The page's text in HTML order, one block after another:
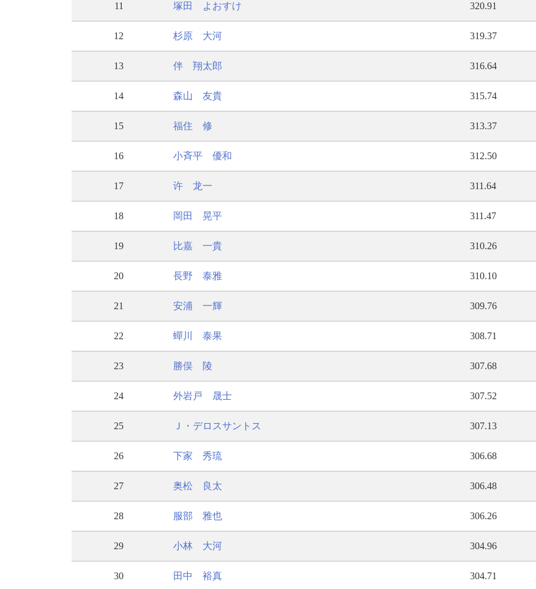
11 塚田 よおすけ 320.91
12 杉原 大河 319.37
13 伴 翔太郎 316.64
14 森山 友貴 315.74
15 福住 修 313.37
16 小斉平 優和 312.50
17 许 龙一 311.64
18 岡田 晃平 311.47
19 比嘉 一貴 310.26
20 長野 泰雅 310.10
21 安浦 一輝 309.76
22 蟬川 泰果 308.71
23 勝俣 陵 307.68
24 外岩戸 晟士 307.52
25 Ｊ・デロスサントス 307.13
26 下家 秀琉 306.68
27 奥松 良太 306.48
28 服部 雅也 306.26
29 小林 大河 304.96
30 田中 裕真 304.71